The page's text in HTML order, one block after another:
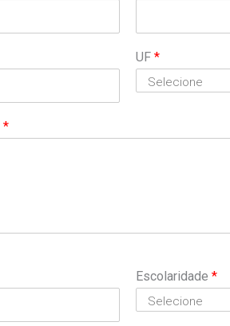
UF *
*
Escolaridade *